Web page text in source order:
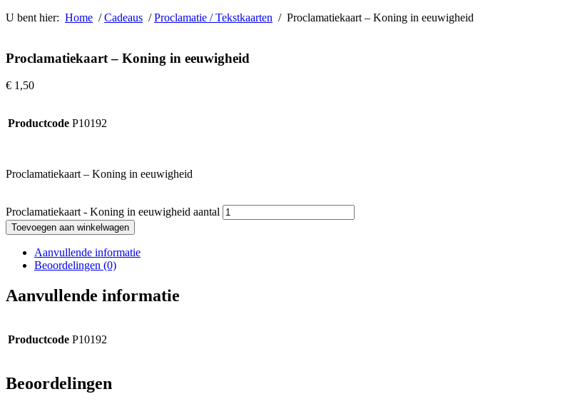
U bent hier: Home /Cadeaus /Proclamatie / Tekstkaarten / Proclamatiekaart – Koning in eeuwigheid
Proclamatiekaart – Koning in eeuwigheid
€ 1,50
Productcode P10192
Proclamatiekaart – Koning in eeuwigheid
Proclamatiekaart - Koning in eeuwigheid aantal
Toevoegen aan winkelwagen
Aanvullende informatie
Beoordelingen (0)
Aanvullende informatie
Productcode P10192
Beoordelingen